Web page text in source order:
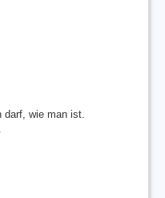
darf, wie man ist.